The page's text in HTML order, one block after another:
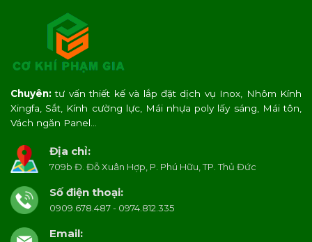
Chuyên:tư vấn thiết kế và lắp đặt dịch vụ Inox, Nhôm Kính
Xingfa, Sắt, Kính cường lực, Mái nhựa poly lấy sáng, Mái tôn,
Vách ngăn Panel…
Địa chỉ:
709b Đ. Đỗ Xuân Hợp, P. Phú Hữu, TP. Thủ Đức
Số điện thoại:
0909.678.487 - 0974.812.335
Email: